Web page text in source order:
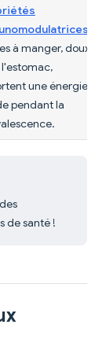
à manger, doux
une énergie
pendant la
de santé !